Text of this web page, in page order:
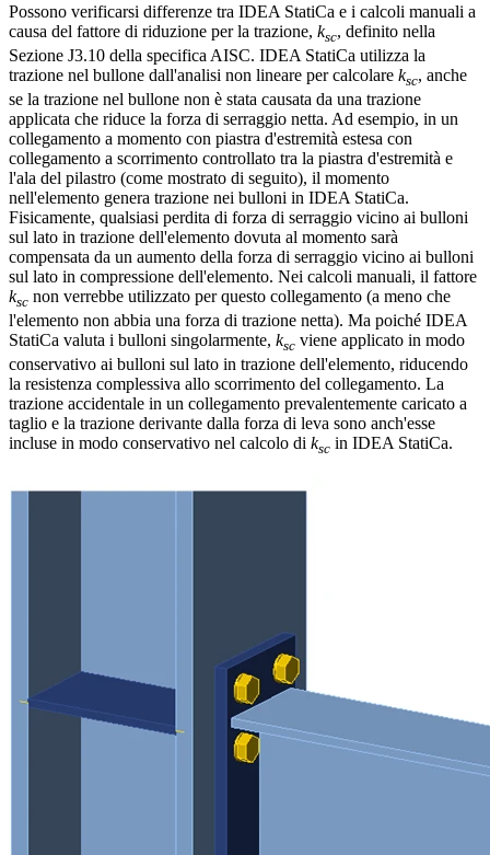
Possono verificarsi differenze tra IDEA StatiCa e i calcoli manuali a
causa del fattore di riduzione per la trazione, ksc, definito nella
Sezione J3.10 della specifica AISC. IDEA StatiCa utilizza la
trazione nel bullone dall'analisi non lineare per calcolare ksc, anche
se la trazione nel bullone non è stata causata da una trazione
applicata che riduce la forza di serraggio netta. Ad esempio, in un
collegamento a momento con piastra d'estremità estesa con
collegamento a scorrimento controllato tra la piastra d'estremità e
l'ala del pilastro (come mostrato di seguito), il momento
nell'elemento genera trazione nei bulloni in IDEA StatiCa.
Fisicamente, qualsiasi perdita di forza di serraggio vicino ai bulloni
sul lato in trazione dell'elemento dovuta al momento sarà
compensata da un aumento della forza di serraggio vicino ai bulloni
sul lato in compressione dell'elemento. Nei calcoli manuali, il fattore
ksc non verrebbe utilizzato per questo collegamento (a meno che
l'elemento non abbia una forza di trazione netta). Ma poiché IDEA
StatiCa valuta i bulloni singolarmente, ksc viene applicato in modo
conservativo ai bulloni sul lato in trazione dell'elemento, riducendo
la resistenza complessiva allo scorrimento del collegamento. La
trazione accidentale in un collegamento prevalentemente caricato a
taglio e la trazione derivante dalla forza di leva sono anch'esse
incluse in modo conservativo nel calcolo di ksc in IDEA StatiCa.